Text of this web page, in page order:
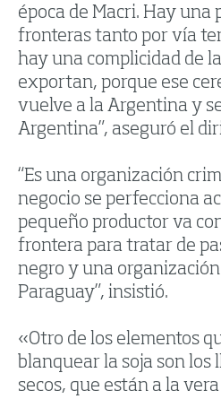
época de Macri. Hay una
fronteras tanto por vía
hay una complicidad de
exportan, porque ese
vuelve a la Argentina y
Argentina”, aseguró el
“Es una organización
negocio se perfecciona
pequeño productor va
frontera para tratar de
negro y una
Paraguay”, insistió.
«Otro de los elementos
blanquear la soja son los
secos, que están a la